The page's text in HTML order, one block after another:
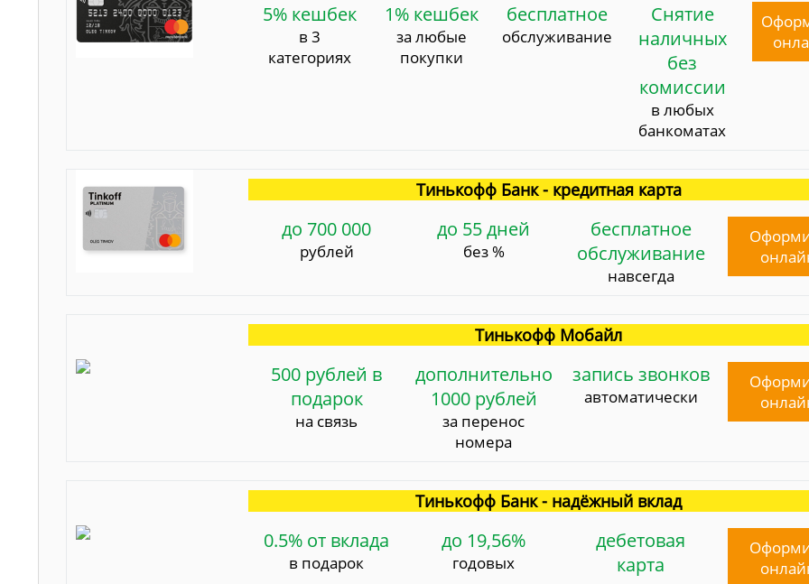
5% кешбек
в 3
категориях
1% кешбек
за любые
покупки
бесплатное
обслуживание
Снятие
наличных
без
комиссии
в любых
банкоматах
Тинькофф Банк - кредитная карта
до 700 000
рублей
до 55 дней
без %
бесплатное
обслуживание
навсегда
Тинькофф Мобайл
500 рублей в
подарок
на связь
дополнительно
1000 рублей
за перенос
номера
запись звонков
автоматически
Тинькофф Банк - надёжный вклад
0.5% от вклада
в подарок
до 19,56%
годовых
дебетовая
карта